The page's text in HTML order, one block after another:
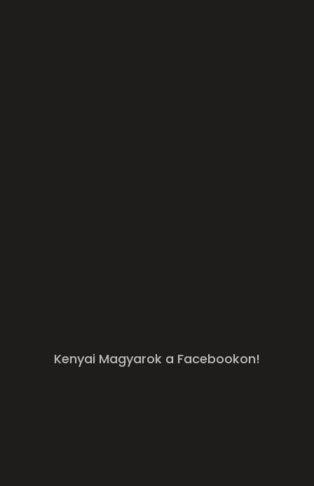
Kenyai Magyarok a Facebookon!